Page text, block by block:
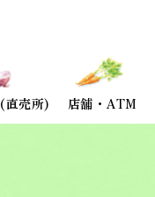
直売所) 店舗・ATM